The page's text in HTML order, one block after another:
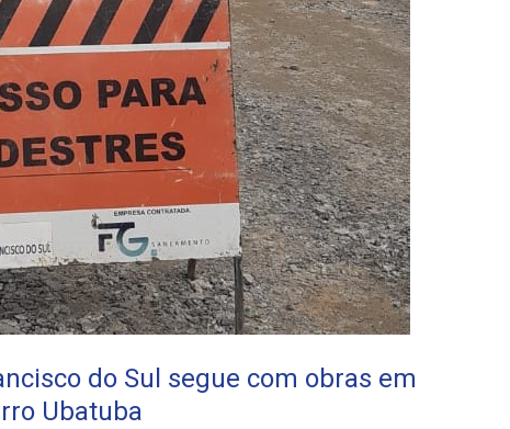
do Sul segue com obras em
Ubatuba